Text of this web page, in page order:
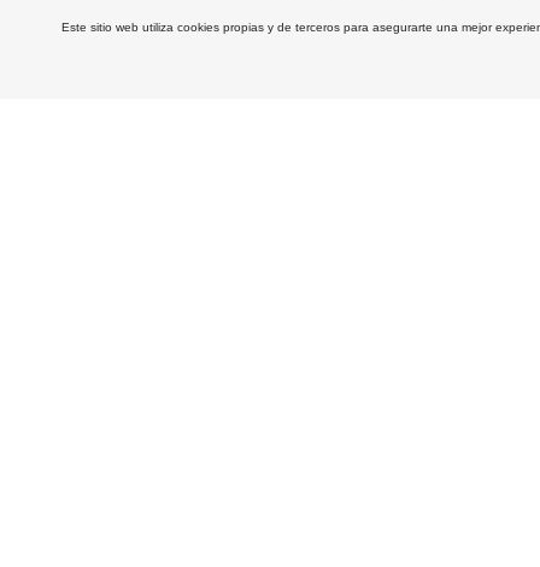
Este sitio web utiliza cookies propias y de terceros para asegurarte una mejor